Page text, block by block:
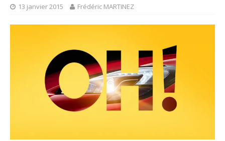
13 janvier 2015 Frédéric MARTINEZ